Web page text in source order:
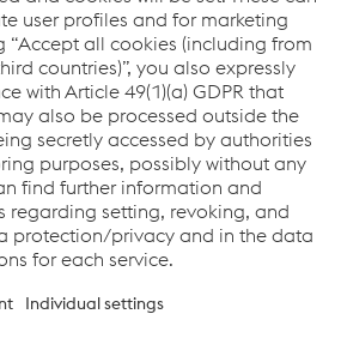
- BrochurePDF | 1,48 MB